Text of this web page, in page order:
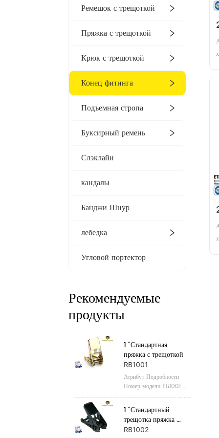
Ремешок с трещоткой
Пряжка с трещоткой
Крюк с трещоткой
Конец фитинга
Подъемная стропа
Буксирный ремень
Слэклайн
кандалы
Банджи Шнур
лебедка
Угловой портектор
Рекомендуемые
продукты
1 "Стандартная
пряжка с трещоткой
RB1001
Атрибут Подробности
Номер модели РБ1001
Место происхождения
Чжэцзян, Китай Название
бренда
ПОБЕДИТЕЛЬНЫЙ
ПОДЪЕМ Сертификация
1 "Стандартный
трещотка пряжка
черный
RB1002